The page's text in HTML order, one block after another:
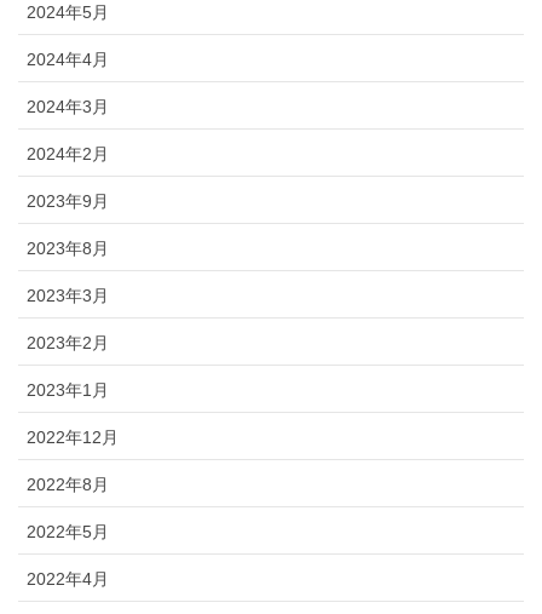
2024年5月
2024年4月
2024年3月
2024年2月
2023年9月
2023年8月
2023年3月
2023年2月
2023年1月
2022年12月
2022年8月
2022年5月
2022年4月